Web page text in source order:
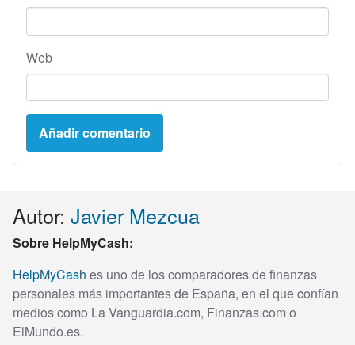
Web
Autor: Javier Mezcua
Sobre HelpMyCash:
HelpMyCash es uno de los comparadores de finanzas
personales más importantes de España, en el que confían
medios como La Vanguardia.com, Finanzas.com o
ElMundo.es.